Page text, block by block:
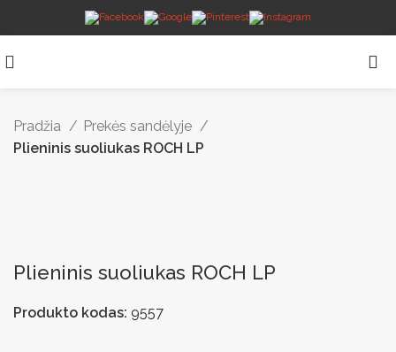
Pradžia
Prekės sandėlyje
Plieninis suoliukas ROCH LP
Plieninis suoliukas ROCH LP
Produkto kodas: 9557